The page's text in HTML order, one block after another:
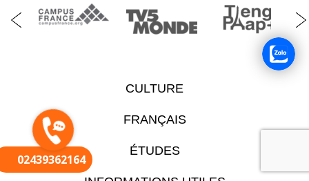
CULTURE
FRANÇAIS
ÉTUDES
02439362164